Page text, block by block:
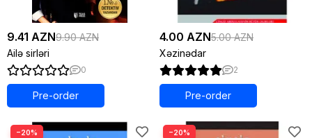
9.41 AZN9.90 AZN
Ailə sirləri
0
Pre-order
4.00 AZN5.00 AZN
Xəzinədar
2
Pre-order
−20% −20%